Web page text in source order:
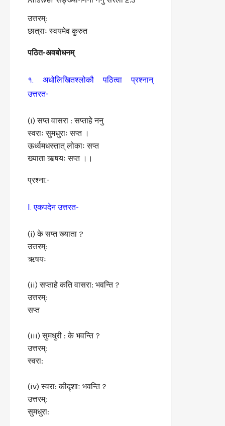
उत्तरम्:
छात्राः स्वयमेव कुरुत
पठित-अवबोधनम्
१. अधोलिखितश्लोकौ पठित्वा प्रश्नान्
उत्तरत-
(i) सप्त वासरा : सप्ताहे ननु
स्वराः सुमधुराः सप्त ।
ऊर्ध्वमधस्तात् लोकाः सप्त
ख्याता ऋषयः सप्त ।।
प्रश्ना:-
I. एकपदेन उत्तरत-
(i) के सप्त ख्याता ?
उत्तरम्:
ऋषयः
(ii) सप्ताहे कति वासरा: भवन्ति ?
उत्तरम्:
सप्त
(iii) सुमधुरी : के भवन्ति ?
उत्तरम्:
स्वरा:
(iv) स्वरा: कीदृशाः भवन्ति ?
उत्तरम्:
सुमधुरा: